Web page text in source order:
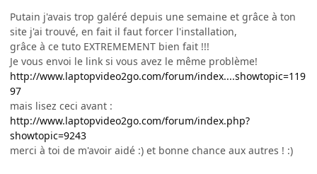
Putain j'avais trop galéré depuis une semaine et grâce à ton
site j'ai trouvé, en fait il faut forcer l'installation,
grâce à ce tuto EXTREMEMENT bien fait !!!
Je vous envoi le link si vous avez le même problème!
http://www.laptopvideo2go.com/forum/index....showtopic=119
97
mais lisez ceci avant :
http://www.laptopvideo2go.com/forum/index.php?
showtopic=9243
merci à toi de m'avoir aidé :) et bonne chance aux autres ! :)